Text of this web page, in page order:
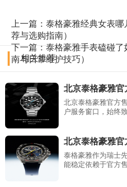
上一篇：泰格豪雅经典女表哪
荐与选购指南）
下一篇：泰格豪雅手表磕碰
南与日常维护技巧）
相关推荐
北京泰格豪雅官
北京泰格豪雅官方
户服务窗口，始终
北京泰格豪雅官
泰格豪雅作为瑞士
能稳定依赖于官方